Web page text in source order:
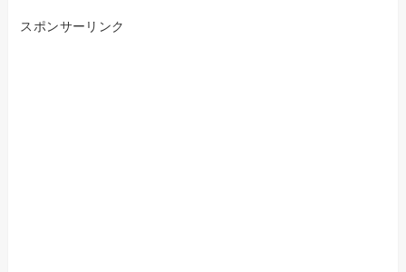
スポンサーリンク